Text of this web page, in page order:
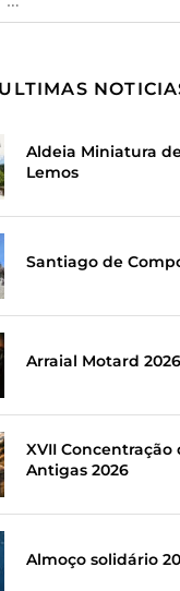
ULTIMAS
Aldeia Miniatura
Lemos
Santiago de
Arraial Motard 2026
XVII Concentração
Antigas 2026
Almoço solidário